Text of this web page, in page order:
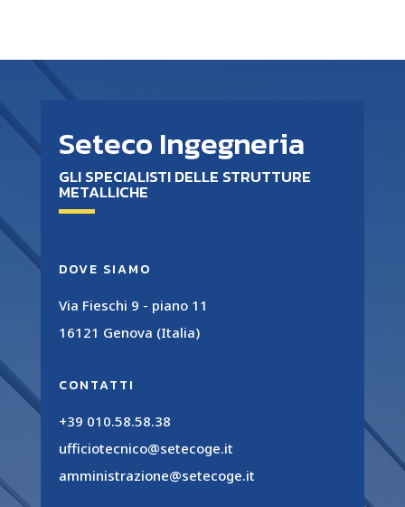
Seteco Ingegneria
GLI SPECIALISTI DELLE STRUTTURE
METALLICHE
DOVE SIAMO
Via Fieschi 9 - piano 11
16121 Genova (Italia)
CONTATTI
+39 010.58.58.38
ufficiotecnico@setecoge.it
amministrazione@setecoge.it